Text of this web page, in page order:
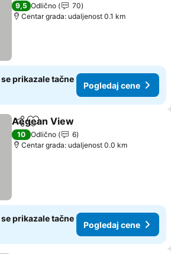
9,5 Odlično
70
Centar grada: udaljenost 0.1 km
prikazale tačne
Pogledaj cene
Deli Dodati u favorite
Aegean View
10 Odlično
6
Centar grada: udaljenost 0.0 km
prikazale tačne
Pogledaj cene